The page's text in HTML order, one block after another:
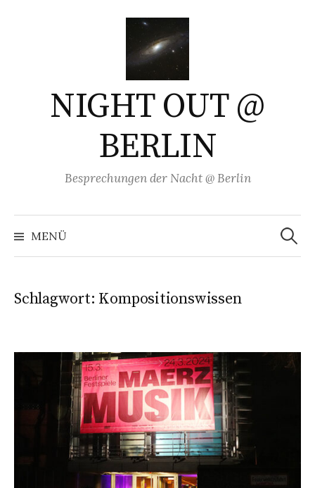
NIGHT OUT @
BERLIN
Besprechungen der Nacht @ Berlin
MENÜ
Suchen
nach:
Schlagwort: Kompositionswissen